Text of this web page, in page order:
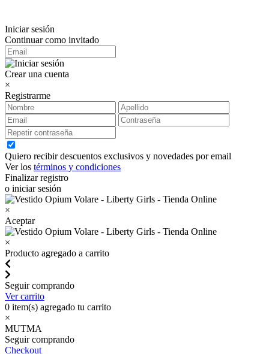
Iniciar sesión
Continuar como invitado
Crear una cuenta
×
Registrarme
Quiero recibir descuentos exclusivos y novedades por email
Ver los términos y condiciones
Finalizar registro
o iniciar sesión
×
Aceptar
×
Producto agregado a carrito
Seguir comprando
Ver carrito
0 item(s) agregado tu carrito
×
MUTMA
Seguir comprando
Checkout